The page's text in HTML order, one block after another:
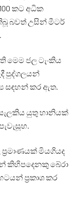
කට අධික
බවත් උසින් මීටර්
මෙම ජල ටැංකිය
පුද්ගලයන්
සඳහන් කර ඇත.
යුතු හානියක්
ප්‍රමාණයක් මියගියද
කිහිපදෙනකු බේරා
ප්‍රකාශ කර